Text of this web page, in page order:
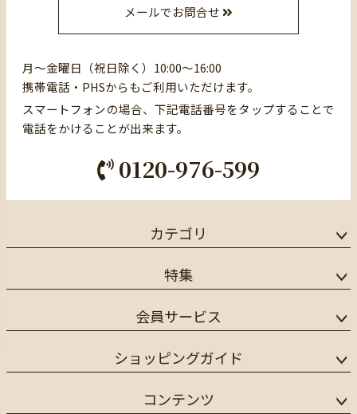
メールでお問合せ
月～金曜日（祝日除く）10:00～16:00
携帯電話・PHSからもご利用いただけます。
スマートフォンの場合、下記電話番号をタップすることで
電話をかけることが出来ます。
0120-976-599
カテゴリ
特集
会員サービス
ショッピングガイド
コンテンツ